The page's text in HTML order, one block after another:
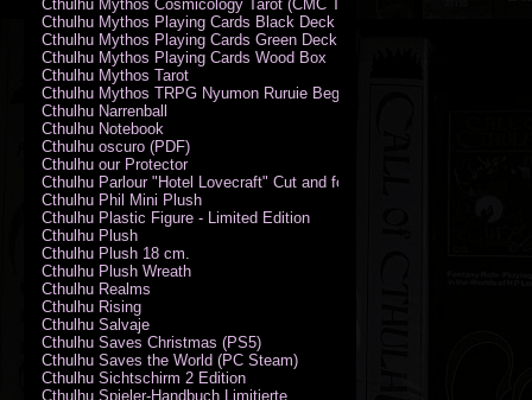
Cthulhu Mythos Cosmicology Tarot (CMC Tarot - Old Whispers)
Cthulhu Mythos Playing Cards Black Deck
Cthulhu Mythos Playing Cards Green Deck
Cthulhu Mythos Playing Cards Wood Box
Cthulhu Mythos Tarot
Cthulhu Mythos TRPG Nyumon Ruruie Beginners
Cthulhu Narrenball
Cthulhu Notebook
Cthulhu oscuro (PDF)
Cthulhu our Protector
Cthulhu Parlour "Hotel Lovecraft" Cut and fold Game-Cards
Cthulhu Phil Mini Plush
Cthulhu Plastic Figure - Limited Edition
Cthulhu Plush
Cthulhu Plush 18 cm.
Cthulhu Plush Wreath
Cthulhu Realms
Cthulhu Rising
Cthulhu Salvaje
Cthulhu Saves Christmas (PS5)
Cthulhu Saves the World (PC Steam)
Cthulhu Sichtschirm 2 Edition
Cthulhu Spieler-Handbuch Limitierte